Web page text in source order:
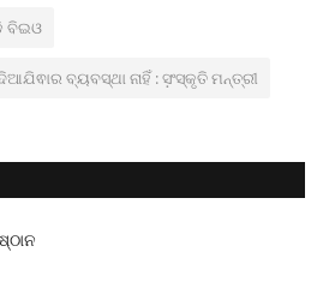
ବିଇଓ
ବ୍ୟବସ୍ଥା ନାହିଁ : ସ଼ଂସ୍କୃତି ମନ୍ତ୍ରୀ